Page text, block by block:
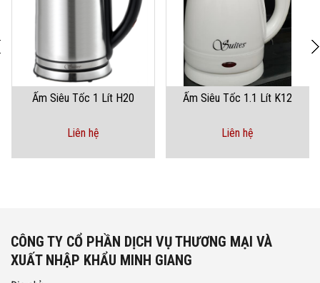
Ấm Siêu Tốc 1 Lít H20
Liên hệ
Ấm Siêu Tốc 1.1 Lít K12
Liên hệ
CÔNG TY CỔ PHẦN DỊCH VỤ THƯƠNG MẠI VÀ
XUẤT NHẬP KHẨU MINH GIANG